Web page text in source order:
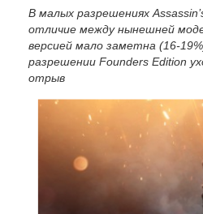
В малых разрешениях
отличие между нынешней
версией мало заметна (16-
разрешении Founders Edition
отрыв